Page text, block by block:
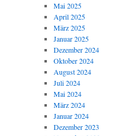
Mai 2025
April 2025
März 2025
Januar 2025
Dezember 2024
Oktober 2024
August 2024
Juli 2024
Mai 2024
März 2024
Januar 2024
Dezember 2023